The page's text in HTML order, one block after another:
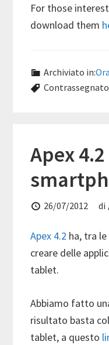
For those
download them
Archiviato in:
Apex
26/07/2012 di
Apex 4.2 ha, tra
creare delle
tablet.
Abbiamo fatto
risultato basta
tablet, a questo